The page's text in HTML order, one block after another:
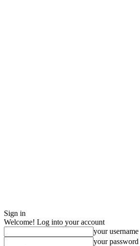
Sign in
Welcome! Log into your account
your username
your password